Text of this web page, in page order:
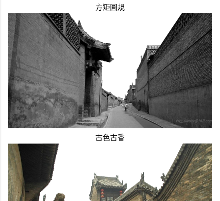
方矩圓規
古色古香